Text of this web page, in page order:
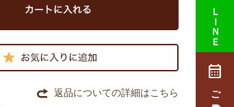
ＬＩＮＥ
calendar_month
ご来店予約
返品についての詳細はこちら